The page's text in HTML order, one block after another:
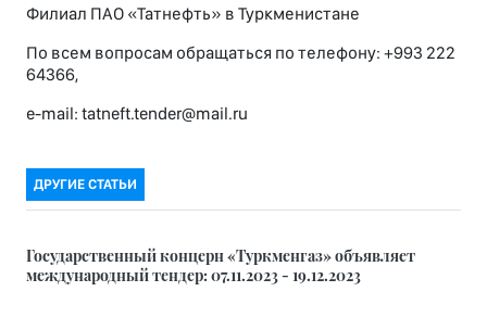
Филиал ПАО «Татнефть» в Туркменистане
По всем вопросам обращаться по телефону: +993 222
64366,
e-mail: tatneft.tender@mail.ru
ДРУГИЕ СТАТЬИ
Государственный концерн «Туркменгаз» объявляет
международный тендер: 07.11.2023 - 19.12.2023